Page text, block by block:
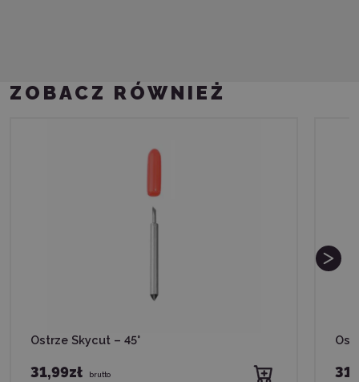
ZOBACZ RÓWNIEŻ
Ostrze Skycut – 45°
31,99zł brutto